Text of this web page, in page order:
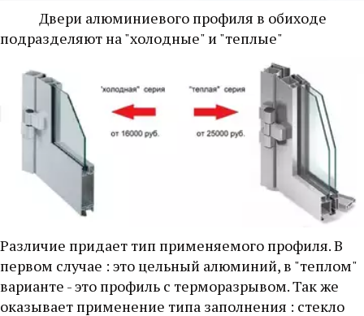
подразделяют на "холодные" и "теплые"
Различие придает тип применяемого профиля. В
первом случае : это цельный алюминий, в "теплом"
варианте - это профиль с терморазрывом. Так же
оказывает применение типа заполнения : стекло